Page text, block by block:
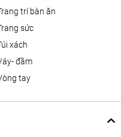
trang trí bàn ăn
trang sức
túi xách
váy- đầm
vòng tay